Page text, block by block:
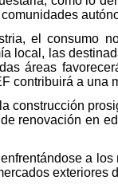
el consumo
local, las
áreas
contribuirá a una
construcción
renovación en
a
exteriores